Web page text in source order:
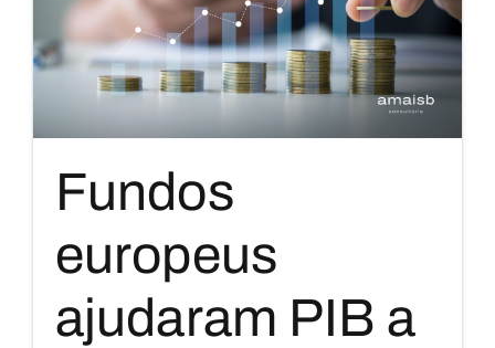
Fundos
europeus
ajudaram PIB a